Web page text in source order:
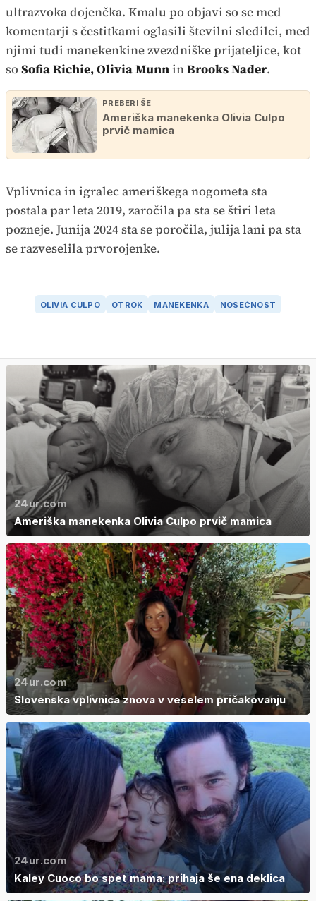
ultrazvoka dojenčka. Kmalu po objavi so se med
komentarji s čestitkami oglasili številni sledilci, med
njimi tudi manekenkine zvezdniške prijateljice, kot
soSofia Richie, Olivia MunninBrooks Nader.
PREBERI ŠE
Ameriška manekenka Olivia Culpo
prvič mamica
Vplivnica in igralec ameriškega nogometa sta
postala par leta 2019, zaročila pa sta se štiri leta
pozneje. Junija 2024 sta se poročila, julija lani pa sta
se razveselila prvorojenke.
OLIVIA CULPO OTROK MANEKENKA NOSEČNOST
24ur.com
Ameriška manekenka Olivia Culpo prvič mamica
24ur.com
Slovenska vplivnica znova v veselem pričakovanju
24ur.com
Kaley Cuoco bo spet mama: prihaja še ena deklica